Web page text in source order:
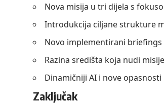
Nova misija u tri dijela s
Introdukcija ciljane strukture
Novo implementirani
Razina središta koja nudi
Dinamičniji AI i nove
Zaključak